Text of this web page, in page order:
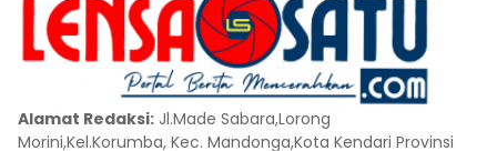
Alamat Redaksi: Jl.Made Sabara,Lorong
Morini,Kel.Korumba, Kec. Mandonga,Kota Kendari Provinsi